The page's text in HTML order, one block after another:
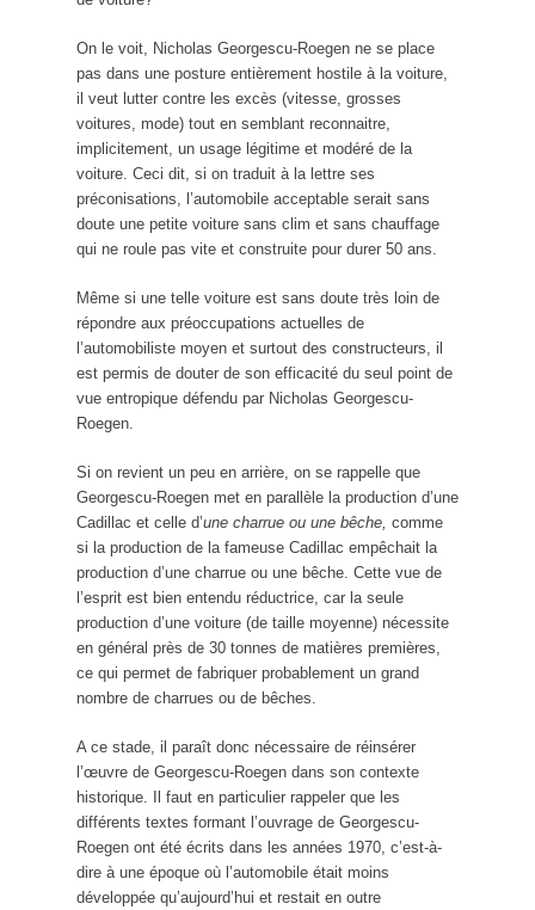
On le voit, Nicholas Georgescu-Roegen ne se place
pas dans une posture entièrement hostile à la voiture,
il veut lutter contre les excès (vitesse, grosses
voitures, mode) tout en semblant reconnaitre,
implicitement, un usage légitime et modéré de la
voiture. Ceci dit, si on traduit à la lettre ses
préconisations, l’automobile acceptable serait sans
doute une petite voiture sans clim et sans chauffage
qui ne roule pas vite et construite pour durer 50 ans.
Même si une telle voiture est sans doute très loin de
répondre aux préoccupations actuelles de
l’automobiliste moyen et surtout des constructeurs, il
est permis de douter de son efficacité du seul point de
vue entropique défendu par Nicholas Georgescu-
Roegen.
Si on revient un peu en arrière, on se rappelle que
Georgescu-Roegen met en parallèle la production d’une
Cadillac et celle d’une charrue ou une bêche, comme
si la production de la fameuse Cadillac empêchait la
production d’une charrue ou une bêche. Cette vue de
l’esprit est bien entendu réductrice, car la seule
production d’une voiture (de taille moyenne) nécessite
en général près de 30 tonnes de matières premières,
ce qui permet de fabriquer probablement un grand
nombre de charrues ou de bêches.
A ce stade, il paraît donc nécessaire de réinsérer
l’œuvre de Georgescu-Roegen dans son contexte
historique. Il faut en particulier rappeler que les
différents textes formant l’ouvrage de Georgescu-
Roegen ont été écrits dans les années 1970, c’est-à-
dire à une époque où l’automobile était moins
développée qu’aujourd’hui et restait en outre